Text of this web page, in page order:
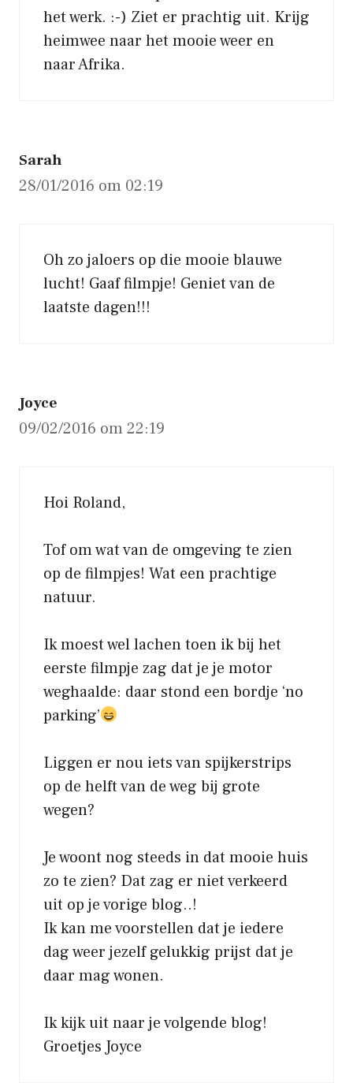
het werk. :-) Ziet er prachtig uit. Krijg
heimwee naar het mooie weer en
naar Afrika.
Sarah
28/01/2016 om 02:19
Oh zo jaloers op die mooie blauwe
lucht! Gaaf filmpje! Geniet van de
laatste dagen!!!
Joyce
09/02/2016 om 22:19
Hoi Roland,
Tof om wat van de omgeving te zien
op de filmpjes! Wat een prachtige
natuur.
Ik moest wel lachen toen ik bij het
eerste filmpje zag dat je je motor
weghaalde: daar stond een bordje ‘no
parking’
Liggen er nou iets van spijkerstrips
op de helft van de weg bij grote
wegen?
Je woont nog steeds in dat mooie huis
zo te zien? Dat zag er niet verkeerd
uit op je vorige blog..!
Ik kan me voorstellen dat je iedere
dag weer jezelf gelukkig prijst dat je
daar mag wonen.
Ik kijk uit naar je volgende blog!
Groetjes Joyce